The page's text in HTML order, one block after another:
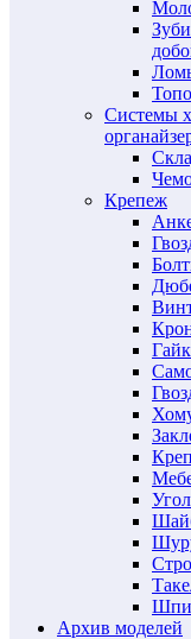
Системы
Крепеж
Архив моделей